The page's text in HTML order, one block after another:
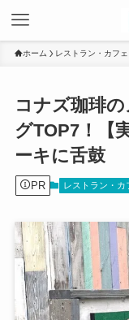
ホーム レストラン・カフェ
コナズ珈琲
グTOP7！【
ーキに舌鼓
PR レストラン・カ